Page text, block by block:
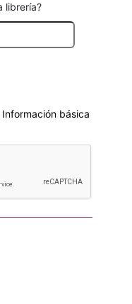
librería?
Información básica